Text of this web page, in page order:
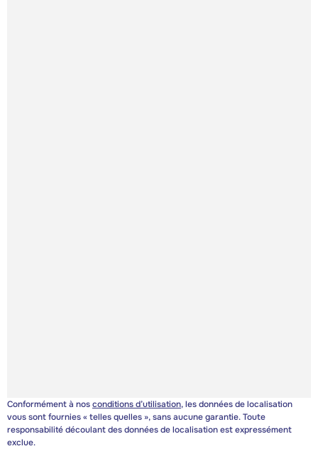
Conformément à nosconditions d’utilisation, les données de localisation
vous sont fournies « telles quelles », sans aucune garantie. Toute
responsabilité découlant des données de localisation est expressément
exclue.